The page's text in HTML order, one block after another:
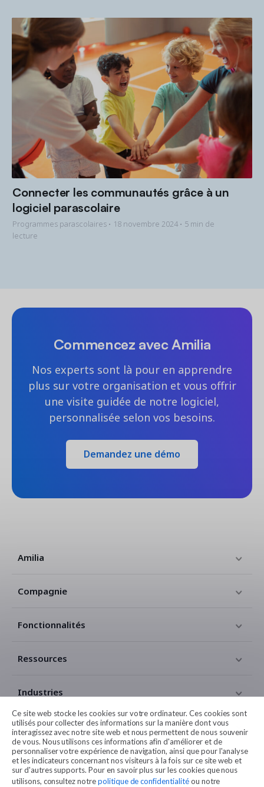
Ce site web stocke les cookies sur votre ordinateur. Ces cookies sont
utilisés pour collecter des informations sur la manière dont vous
interagissez avec notre site web et nous permettent de nous souvenir
de vous. Nous utilisons ces informations afin d'améliorer et de
personnaliser votre expérience de navigation, ainsi que pour l'analyse
et les indicateurs concernant nos visiteurs à la fois sur ce site web et
sur d'autres supports. Pour en savoir plus sur les cookies que nous
utilisons, consultez notrepolitique de confidentialitéou notre
Connecter les communautés grâce à un
logiciel parascolaire
Programmes parascolaires • 18 novembre 2024 • 5 min de
lecture
Commencez avec Amilia
Nos experts sont là pour en apprendre
plus sur votre organisation et vous offrir
une visite guidée de notre logiciel,
personnalisée selon vos besoins.
Demandez une démo
Amilia
Compagnie
Fonctionnalités
Ressources
Industries
Contact
Légales